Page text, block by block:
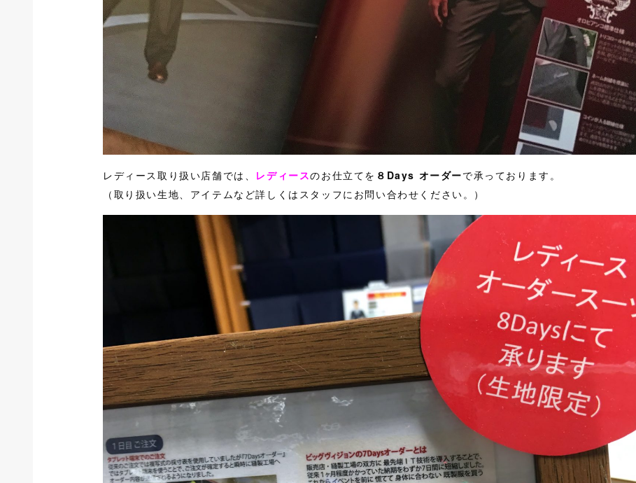
レディース取り扱い店舗では、 レディースのお仕立てを ８Days オーダーで承っております。
（取り扱い生地、アイテムなど詳しくはスタッフにお問い合わせください。）